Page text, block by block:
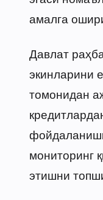
амалга
Давлат
экинларини
томонидан
мониторинг
этишни